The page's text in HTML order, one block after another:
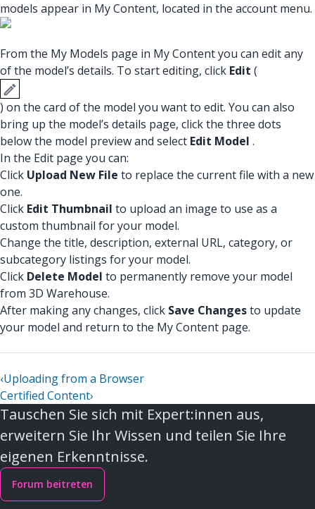
models appear in My Content, located in the account menu.
From the My Models page in My Content you can edit any
of the model’s details. To start editing, click Edit (
) on the card of the model you want to edit. You can also
bring up the model’s details page, click the three dots
below the model preview and select Edit Model .
In the Edit page you can:
Click Upload New File to replace the current file with a new
one.
Click Edit Thumbnail to upload an image to use as a
custom thumbnail for your model.
Change the title, description, external URL, category, or
subcategory listings for your model.
Click Delete Model to permanently remove your model
from 3D Warehouse.
After making any changes, click Save Changesto update
your model and return to the My Content page.
‹Uploading from a Browser
Certified Content›
Tauschen Sie sich mit Expert:innen aus,
erweitern Sie Ihr Wissen und teilen Sie Ihre
eigenen Erkenntnisse.
Forum beitreten